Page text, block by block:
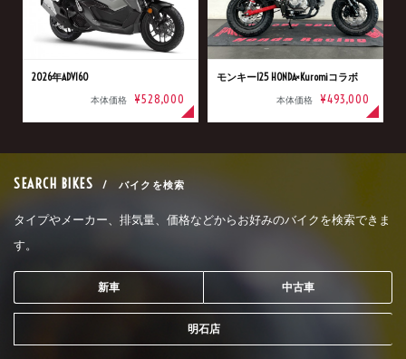
2026年ADV160
本体価格 ¥528,000
モンキー125 HONDA×Kuromiコラボ
本体価格 ¥493,000
SEARCH BIKES / バイクを検索
タイプやメーカー、排気量、価格などからお好みのバイクを検索できま
す。
新車 中古車
明石店